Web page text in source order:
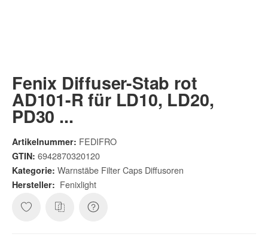
Fenix Diffuser-Stab rot
AD101-R für LD10, LD20,
PD30 ...
Artikelnummer: FEDIFRO
GTIN: 6942870320120
Kategorie: Warnstäbe Filter Caps Diffusoren
Hersteller: Fenixlight